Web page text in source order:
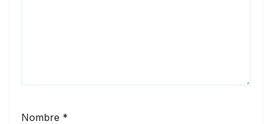
Nombre *